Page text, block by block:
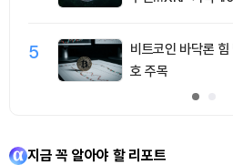
5
비트코인 바닥론
호 주목
지금 꼭 알아야 할 리포트